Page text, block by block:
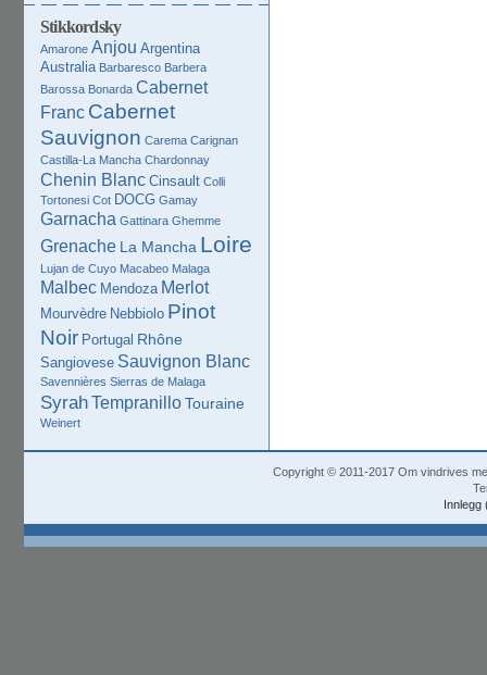
Stikkordsky
Amarone Anjou Argentina
Australia Barbaresco Barbera
Barossa Bonarda Cabernet
Franc Cabernet
Sauvignon Carema Carignan
Castilla-La Mancha Chardonnay
Chenin Blanc Cinsault Colli
Tortonesi Cot DOCG Gamay
Garnacha Gattinara Ghemme
Grenache La Mancha Loire
Lujan de Cuyo Macabeo Malaga
Malbec Mendoza Merlot
Mourvèdre Nebbiolo Pinot
Noir Portugal Rhône
Sangiovese Sauvignon Blanc
Savennières Sierras de Malaga
SyrahTempranilloTouraine
Weinert
Copyright © 2011-2017 Om vindrives
Innlegg